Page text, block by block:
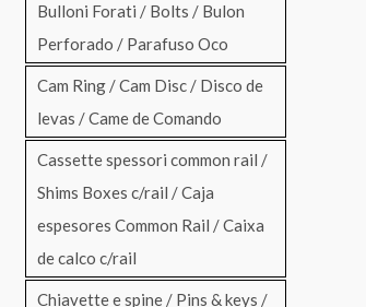
Bulloni Forati / Bolts / Bulon
Perforado / Parafuso Oco
Cam Ring / Cam Disc / Disco de
levas / Came de Comando
Cassette spessori common rail /
Shims Boxes c/rail / Caja
espesores Common Rail / Caixa
de calco c/rail
Chiavette e spine / Pins & keys /